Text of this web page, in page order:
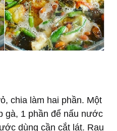
chia làm hai phần. Một
gà, 1 phần để nấu nước
dùng cần cắt lát. Rau